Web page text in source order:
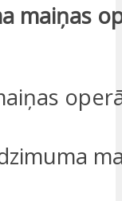
maiņas